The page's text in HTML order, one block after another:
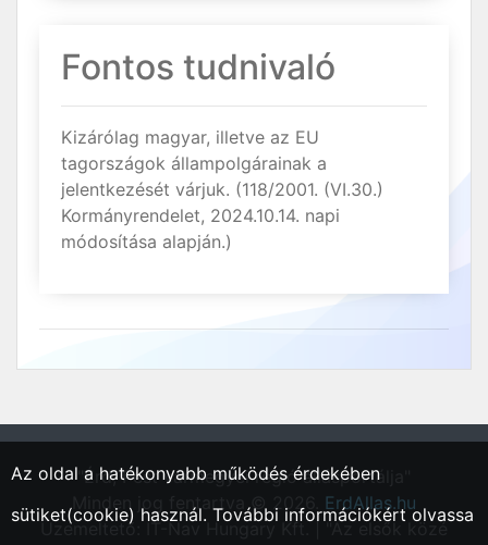
Fontos tudnivaló
Kizárólag magyar, illetve az EU
tagországok állampolgárainak a
jelentkezését várjuk. (118/2001. (VI.30.)
Kormányrendelet, 2024.10.14. napi
módosítása alapján.)
"Érd, Pest vármegyei régió állásportálja"
Minden jog fentartva © 2026. ErdAllas.hu
Üzemeltető: IT-Nav Hungary Kft. | "Az elsők közé
Az oldal a hatékonyabb működés érdekében
sütiket(cookie) használ. További információkért olvassa